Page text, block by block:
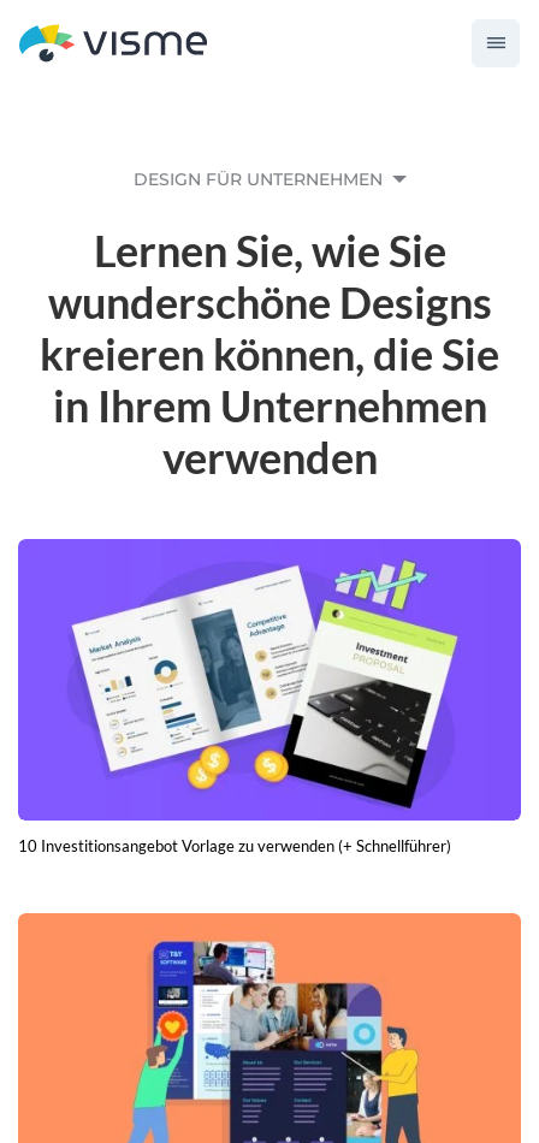
DESIGN FÜR UNTERNEHMEN
Lernen Sie, wie Sie
wunderschöne Designs
kreieren können, die Sie
in Ihrem Unternehmen
verwenden
10 Investitionsangebot Vorlage zu verwenden (+ Schnellführer)